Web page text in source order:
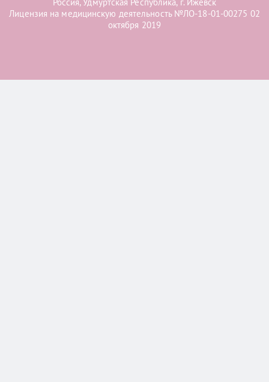
Лицензия на медицинскую деятельность №ЛО-18-01-00275 02
октября 2019